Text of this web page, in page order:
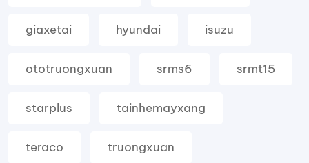
giaxetai hyundai isuzu
ototruongxuan srms6 srmt15
starplus tainhemayxang
teraco truongxuan